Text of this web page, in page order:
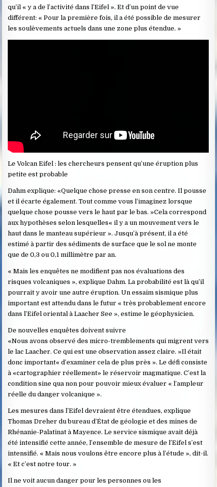
qu’il « y a de l’activité dans l’Eifel ». Et d’un point de vue
différent: « Pour la première fois, il a été possible de mesurer
les soulèvements actuels dans une zone plus étendue. »
Le Volcan Eifel : les chercheurs pensent qu’une éruption plus
petite est probable
Dahm explique: «Quelque chose presse en son centre. Il pousse
et il écarte également. Tout comme vous l’imaginez lorsque
quelque chose pousse vers le haut par le bas. »Cela correspond
aux hypothèses selon lesquelles« il y a un mouvement vers le
haut dans le manteau supérieur ». Jusqu’à présent, il a été
estimé à partir des sédiments de surface que le sol ne monte
que de 0,3 ou 0,1 millimètre par an.
« Mais les enquêtes ne modifient pas nos évaluations des
risques volcaniques », explique Dahm. La probabilité est là qu’il
pourrait y avoir une autre éruption. Un essaim sismique plus
important est attendu dans le futur « très probablement encore
dans l’Eifel oriental à Laacher See », estime le géophysicien.
De nouvelles enquêtes doivent suivre
«Nous avons observé des micro-tremblements qui migrent vers
le lac Laacher. Ce qui est une observation assez claire. »Il était
donc important« d’examiner cela de plus près ». Le défi consiste
à «cartographier réellement» le réservoir magmatique. C’est la
condition sine qua non pour pouvoir mieux évaluer « l’ampleur
réelle du danger volcanique ».
Les mesures dans l’Eifel devraient être étendues, explique
Thomas Dreher du bureau d’État de géologie et des mines de
Rhénanie-Palatinat à Mayence. Le service sismique avait déjà
été intensifié cette année, l’ensemble de mesure de l’Eifel s’est
intensifié. « Mais nous voulons être encore plus à l’étude », dit-il.
« Et c’est notre tour. »
Il ne voit aucun danger pour les personnes ou les